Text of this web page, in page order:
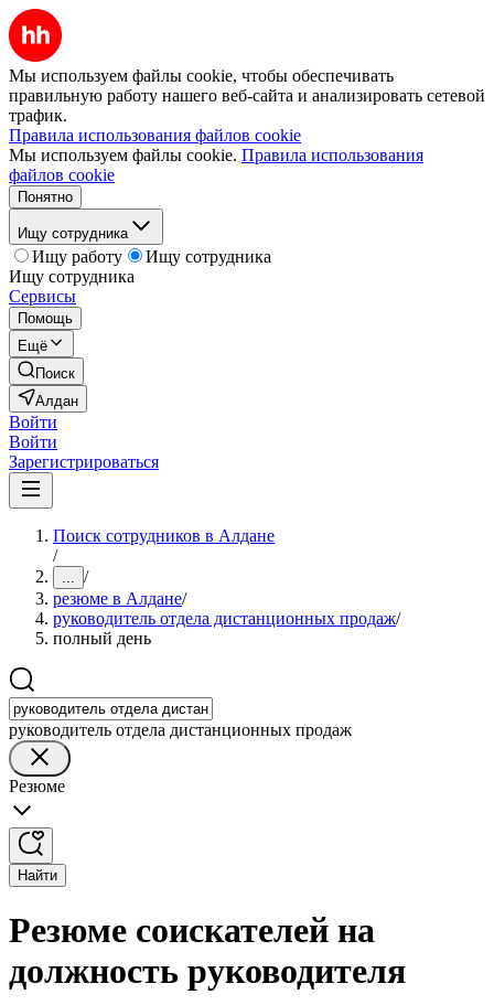
Мы используем файлы cookie, чтобы обеспечивать
правильную работу нашего веб-сайта и анализировать сетевой
трафик.
Правила использования файлов cookie
Мы используем файлы cookie. Правила использования
файлов cookie
Понятно
Ищу сотрудника
Ищу работу
Ищу сотрудника
Ищу сотрудника
Сервисы
Помощь
Ещё
Поиск
Алдан
Войти
Войти
Зарегистрироваться
Поиск сотрудников в Алдане
/
... /
резюме в Алдане/
руководитель отдела дистанционных продаж/
полный день
руководитель отдела дистанционных продаж
Резюме
Найти
Резюме соискателей на
должность руководителя